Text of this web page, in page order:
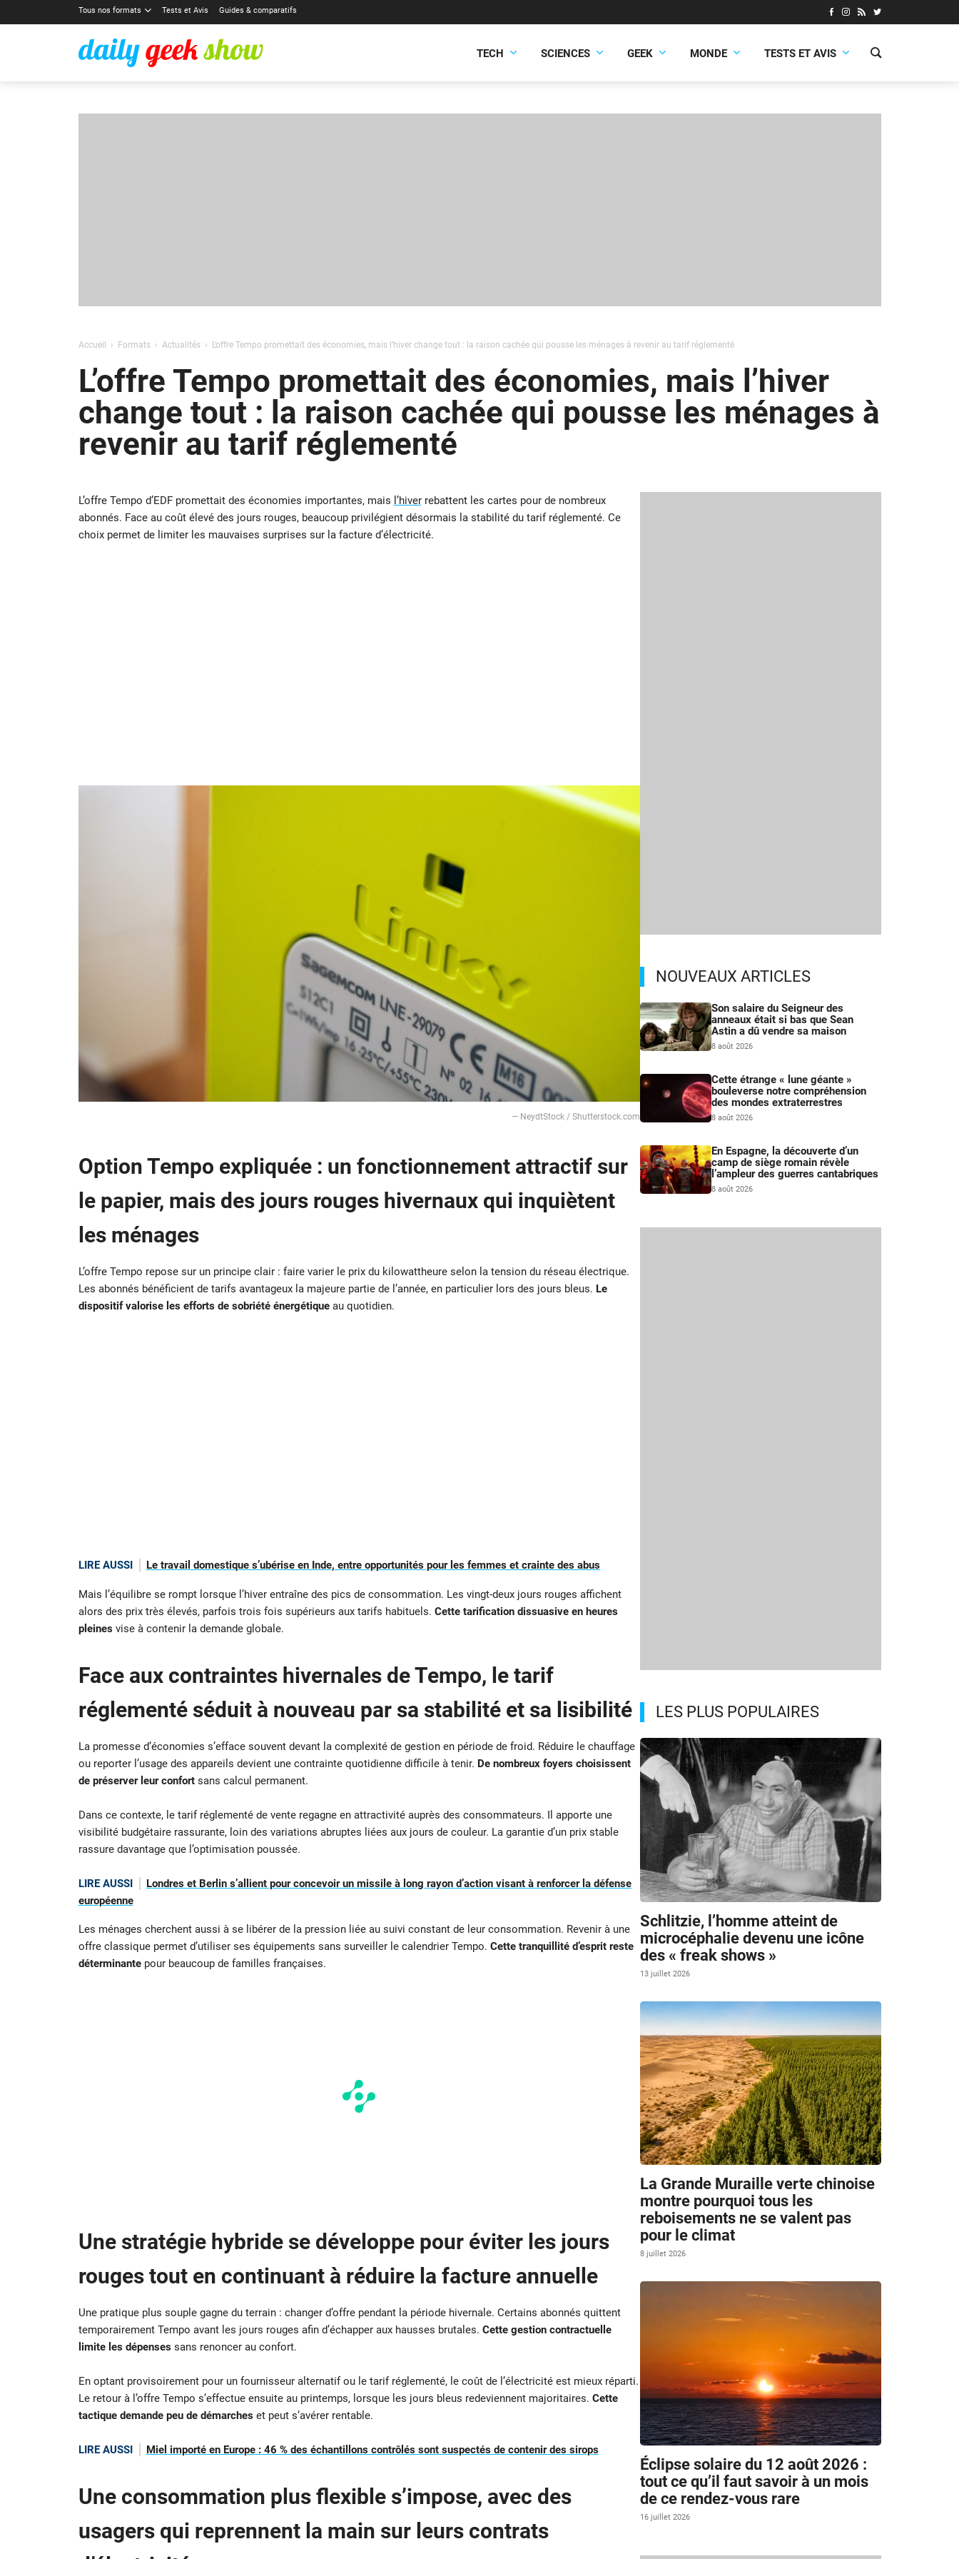
Tous nos formats Tests et Avis Guides & comparatifs
TECH SCIENCES GEEK MONDE TESTS ET AVIS
Accueil Formats Actualités L’offre Tempo promettait des économies, mais l’hiver change tout : la raison cachée qui pousse les ménages à revenir au tarif réglementé
L’offre Tempo promettait des économies, mais l’hiver
change tout : la raison cachée qui pousse les ménages à
revenir au tarif réglementé
L’offre Tempo d’EDF promettait des économies importantes, mais l’hiverrebattent les cartes pour de nombreux
abonnés. Face au coût élevé des jours rouges, beaucoup privilégient désormais la stabilité du tarif réglementé. Ce
choix permet de limiter les mauvaises surprises sur la facture d’électricité.
— NeydtStock / Shutterstock.com
Option Tempo expliquée : un fonctionnement attractif sur
le papier, mais des jours rouges hivernaux qui inquiètent
les ménages
L’offre Tempo repose sur un principe clair : faire varier le prix du kilowattheure selon la tension du réseau électrique.
Les abonnés bénéficient de tarifs avantageux la majeure partie de l’année, en particulier lors des jours bleus. Le
dispositif valorise les efforts de sobriété énergétiqueau quotidien.
LIRE AUSSI Le travail domestique s’ubérise en Inde, entre opportunités pour les femmes et crainte des abus
Mais l’équilibre se rompt lorsque l’hiver entraîne des pics de consommation. Les vingt-deux jours rouges affichent
alors des prix très élevés, parfois trois fois supérieurs aux tarifs habituels. Cette tarification dissuasive en heures
pleinesvise à contenir la demande globale.
Face aux contraintes hivernales de Tempo, le tarif
réglementé séduit à nouveau par sa stabilité et sa lisibilité
La promesse d’économies s’efface souvent devant la complexité de gestion en période de froid. Réduire le chauffage
ou reporter l’usage des appareils devient une contrainte quotidienne difficile à tenir. De nombreux foyers choisissent
de préserver leur confortsans calcul permanent.
Dans ce contexte, le tarif réglementé de vente regagne en attractivité auprès des consommateurs. Il apporte une
visibilité budgétaire rassurante, loin des variations abruptes liées aux jours de couleur. La garantie d’un prix stable
rassure davantage que l’optimisation poussée.
LIRE AUSSI
Londres et Berlin s’allient pour concevoir un missile à long rayon d’action visant à renforcer la défense
européenne
Les ménages cherchent aussi à se libérer de la pression liée au suivi constant de leur consommation. Revenir à une
offre classique permet d’utiliser ses équipements sans surveiller le calendrier Tempo. Cette tranquillité d’esprit reste
déterminantepour beaucoup de familles françaises.
Une stratégie hybride se développe pour éviter les jours
rouges tout en continuant à réduire la facture annuelle
Une pratique plus souple gagne du terrain : changer d’offre pendant la période hivernale. Certains abonnés quittent
temporairement Tempo avant les jours rouges afin d’échapper aux hausses brutales. Cette gestion contractuelle
limite les dépensessans renoncer au confort.
En optant provisoirement pour un fournisseur alternatif ou le tarif réglementé, le coût de l’électricité est mieux réparti.
Le retour à l’offre Tempo s’effectue ensuite au printemps, lorsque les jours bleus redeviennent majoritaires. Cette
tactique demande peu de démarcheset peut s’avérer rentable.
LIRE AUSSI Miel importé en Europe : 46 % des échantillons contrôlés sont suspectés de contenir des sirops
Une consommation plus flexible s’impose, avec des
usagers qui reprennent la main sur leurs contrats
NOUVEAUX ARTICLES
Son salaire du Seigneur des
anneaux était si bas que Sean
Astin a dû vendre sa maison
8 août 2026
Cette étrange « lune géante »
bouleverse notre compréhension
des mondes extraterrestres
8 août 2026
En Espagne, la découverte d’un
camp de siège romain révèle
l’ampleur des guerres cantabriques
8 août 2026
LES PLUS POPULAIRES
Schlitzie, l’homme atteint de
microcéphalie devenu une icône
des « freak shows »
13 juillet 2026
La Grande Muraille verte chinoise
montre pourquoi tous les
reboisements ne se valent pas
pour le climat
8 juillet 2026
Éclipse solaire du 12 août 2026 :
tout ce qu’il faut savoir à un mois
de ce rendez-vous rare
16 juillet 2026